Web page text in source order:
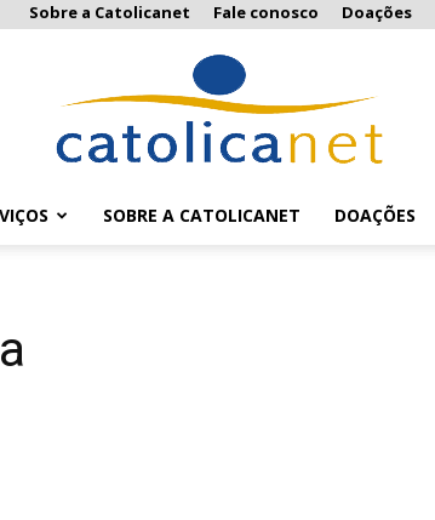
Sobre a Catolicanet Fale conosco Doações
SOBRE A CATOLICANET DOAÇÕES